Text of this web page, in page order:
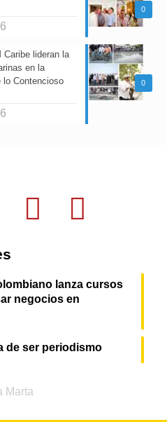
0
0
Caribe lideran la
en la
lo Contencioso
lanza cursos
negocios en
de ser periodismo